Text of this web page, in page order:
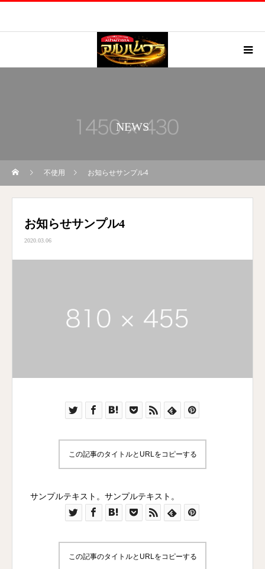
NEWS
不使用 お知らせサンプル4
お知らせサンプル4
2020.03.06
この記事のタイトルとURLをコピーする
サンプルテキスト。サンプルテキスト。
この記事のタイトルとURLをコピーする